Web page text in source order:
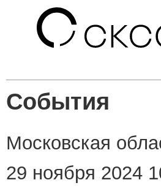
События
Московская
29 ноября 2024